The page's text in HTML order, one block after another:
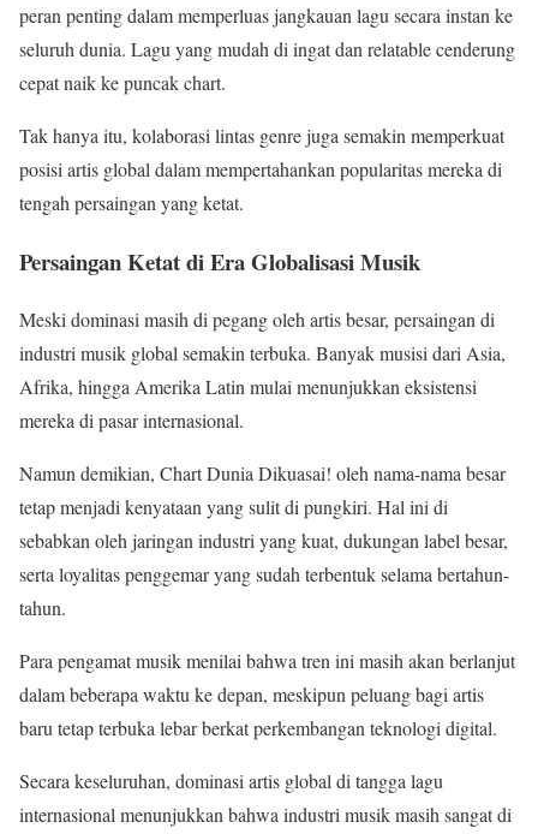
peran penting dalam memperluas jangkauan lagu secara instan ke
seluruh dunia. Lagu yang mudah di ingat dan relatable cenderung
cepat naik ke puncak chart.
Tak hanya itu, kolaborasi lintas genre juga semakin memperkuat
posisi artis global dalam mempertahankan popularitas mereka di
tengah persaingan yang ketat.
Persaingan Ketat di Era Globalisasi Musik
Meski dominasi masih di pegang oleh artis besar, persaingan di
industri musik global semakin terbuka. Banyak musisi dari Asia,
Afrika, hingga Amerika Latin mulai menunjukkan eksistensi
mereka di pasar internasional.
Namun demikian, Chart Dunia Dikuasai! oleh nama-nama besar
tetap menjadi kenyataan yang sulit di pungkiri. Hal ini di
sebabkan oleh jaringan industri yang kuat, dukungan label besar,
serta loyalitas penggemar yang sudah terbentuk selama bertahun-
tahun.
Para pengamat musik menilai bahwa tren ini masih akan berlanjut
dalam beberapa waktu ke depan, meskipun peluang bagi artis
baru tetap terbuka lebar berkat perkembangan teknologi digital.
Secara keseluruhan, dominasi artis global di tangga lagu
internasional menunjukkan bahwa industri musik masih sangat di